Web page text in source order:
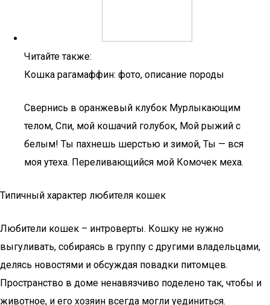
Читайте также:
Кошка рагамаффин: фото, описание породы
Свернись в оранжевый клубок Мурлыкающим
телом, Спи, мой кошачий голубок, Мой рыжий с
белым! Ты пахнешь шерстью и зимой, Ты — вся
моя утеха. Переливающийся мой Комочек меха.
Типичный характер любителя кошек
Любители кошек – интроверты. Кошку не нужно
выгуливать, собираясь в группу с другими владельцами,
делясь новостями и обсуждая повадки питомцев.
Пространство в доме ненавязчиво поделено так, чтобы и
животное, и его хозяин всегда могли уединиться.